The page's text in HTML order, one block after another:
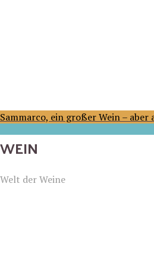
Sammarco, ein großer Wein –
WEIN
Welt der Weine